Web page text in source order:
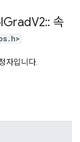
GradV2:: 속
자입니다.